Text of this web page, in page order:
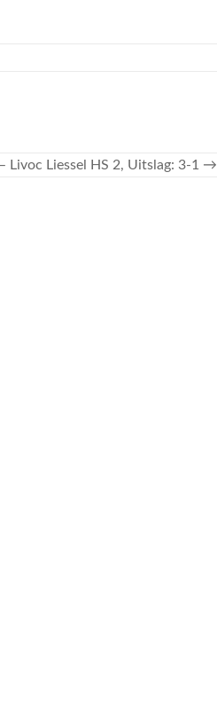
Livoc Liessel HS 2, Uitslag: 3-1 →